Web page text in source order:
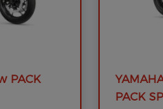
PACK
PACK